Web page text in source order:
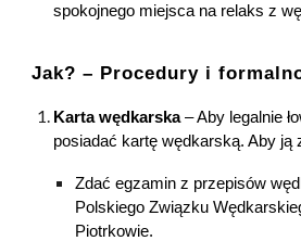
spokojnego miejsca na relaks z
Jak? – Procedury if
Kartawędkarska– Aby legalnie
posiadać kartę wędkarską. Aby ją
Zdać egzamin z przepisów
Polskiego Związku
Piotrkowie.